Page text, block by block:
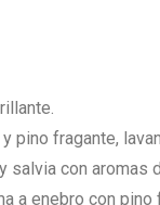
pino fragante,
salvia con aromas
a enebro con pino